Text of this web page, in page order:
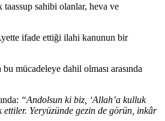
sahibi olanlar, heva ve
ifade ettiği ilahi kanunun bir
mücadeleye dahil olması arasında
“Andolsun ki biz, ‘Allah’a kulluk
ettiler. Yeryüzünde gezin de görün, inkâr